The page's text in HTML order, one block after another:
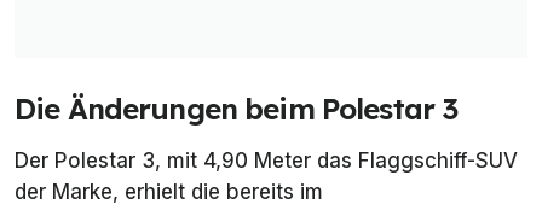
Die Änderungen beim Polestar 3
Der Polestar 3, mit 4,90 Meter das Flaggschiff-SUV
der Marke, erhielt die bereits im